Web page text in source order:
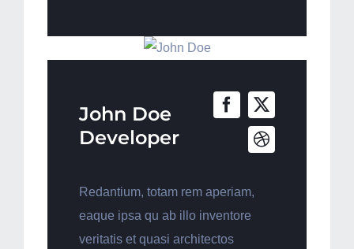
John Doe
Developer
Redantium, totam rem aperiam,
eaque ipsa qu ab illo inventore
veritatis et quasi architectos